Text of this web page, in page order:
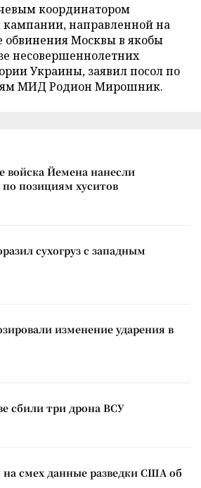
координатором
направленной на
обвинения Москвы в якобы
несовершеннолетних
Украины, заявил посол по
МИД Родион Мирошник.
войска Йемена нанесли
позициям хуситов
сухогруз с западным
изменение ударения в
сбили три дрона ВСУ
смех данные разведки США об